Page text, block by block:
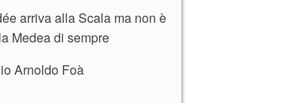
arriva alla Scala ma non è
Medea di sempre
Arnoldo Foà